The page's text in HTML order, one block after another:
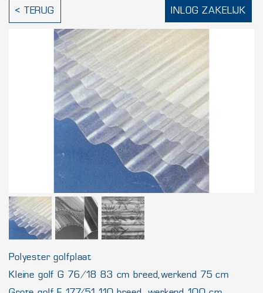
< TERUG INLOG ZAKELIJK
Polyester golfplaat
Kleine golf G 76/18 83 cm breed, werkend 75 cm